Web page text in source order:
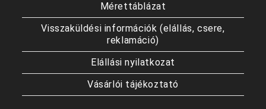
Mérettáblázat
Visszaküldési információk (elállás, csere,
reklamáció)
Elállási nyilatkozat
Vásárlói tájékoztató